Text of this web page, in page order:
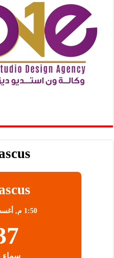
1:50 م,
سماء